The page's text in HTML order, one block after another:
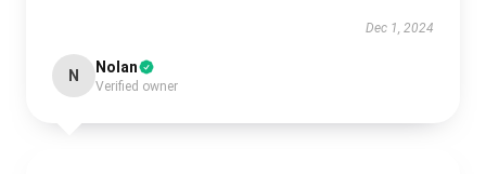
Dec 1, 2024
N Nolan
Verified owner